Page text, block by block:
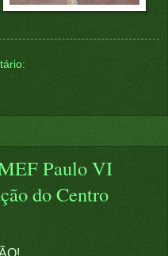
Paulo VI
do Centro